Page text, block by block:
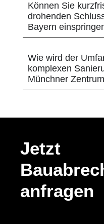
Können Sie
drohenden
Bayern
Wie wird der
komplexen
Münchner
Jetzt
anfragen